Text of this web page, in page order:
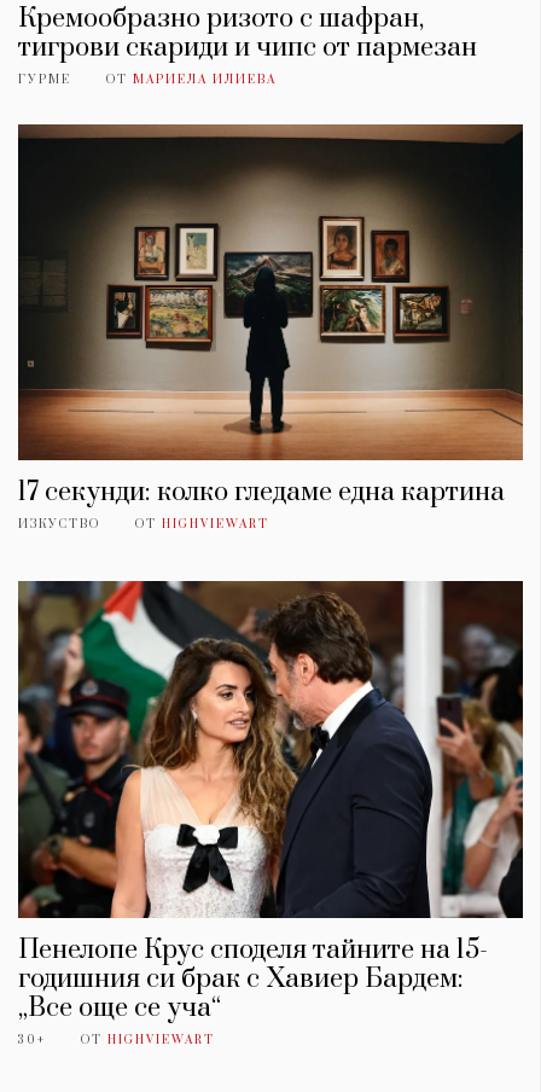
Кремообразно ризото с шафран,
тигрови скариди и чипс от пармезан
ГУРМЕ ОТ МАРИЕЛА ИЛИЕВА
17 секунди: колко гледаме една картина
ИЗКУСТВО ОТ HIGHVIEWART
Пенелопе Крус споделя тайните на 15-
годишния си брак с Хавиер Бардем:
„Все още се уча“
30+ ОТ HIGHVIEWART